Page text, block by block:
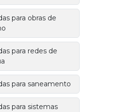
para obras de
para redes de
para saneamento
para sistemas